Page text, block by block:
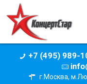
+7 (495) 989-
г.Москва,